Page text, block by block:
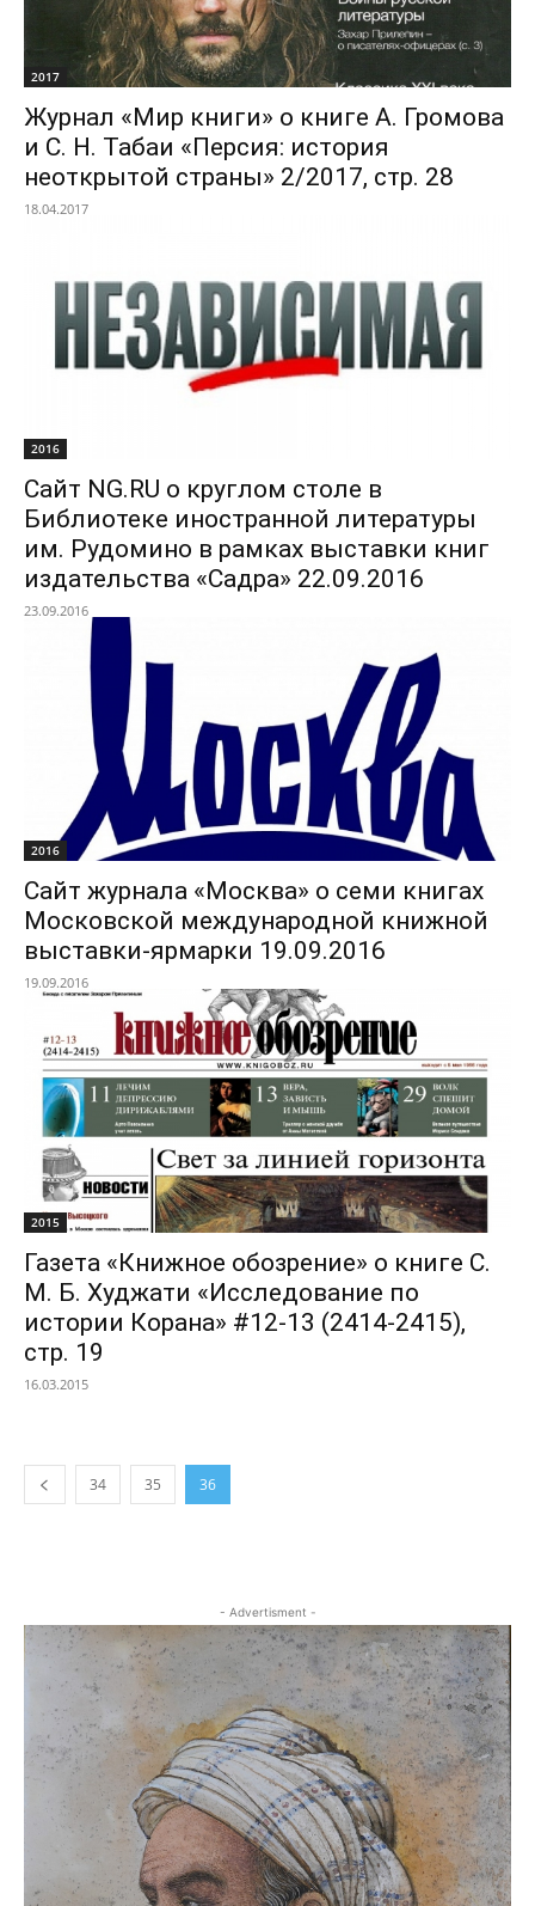
2017
Журнал «Мир книги» о книге А. Громова
и С. Н. Табаи «Персия: история
неоткрытой страны» 2/2017, стр. 28
18.04.2017
2016
Сайт NG.RU о круглом столе в
Библиотеке иностранной литературы
им. Рудомино в рамках выставки книг
издательства «Садра» 22.09.2016
23.09.2016
2016
Сайт журнала «Москва» о семи книгах
Московской международной книжной
выставки-ярмарки 19.09.2016
19.09.2016
2015
Газета «Книжное обозрение» о книге С.
М. Б. Худжати «Исследование по
истории Корана» #12-13 (2414-2415),
стр. 19
16.03.2015
34 35 36
- Advertisment -